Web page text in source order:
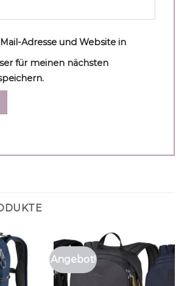
Adresse und Website in
für meinen nächsten
Angebot!